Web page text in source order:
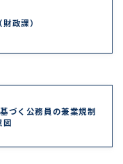
政課）
づく公務員の兼業規制
図